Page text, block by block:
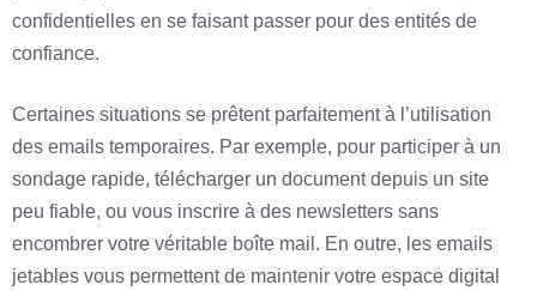
confidentielles en se faisant passer pour des entités de
confiance.
Certaines situations se prêtent parfaitement à l’utilisation
des emails temporaires. Par exemple, pour participer à un
sondage rapide, télécharger un document depuis un site
peu fiable, ou vous inscrire à des newsletters sans
encombrer votre véritable boîte mail. En outre, les emails
jetables vous permettent de maintenir votre espace digital